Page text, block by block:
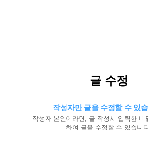
글 수정
작성자만 글을 수정할 수 있
작성자 본인이라면, 글 작성시 입력한 비
하여 글을 수정할 수 있습니